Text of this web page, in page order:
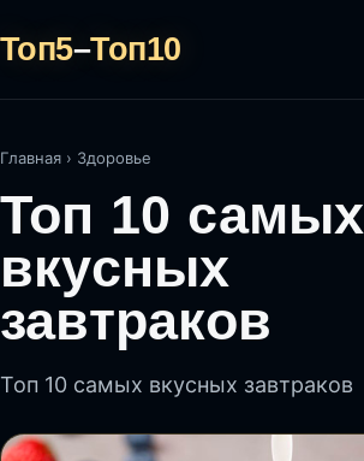
Топ5–Топ10
Главная › Здоровье
Топ 10 самых
вкусных
завтраков
Топ 10 самых вкусных завтраков